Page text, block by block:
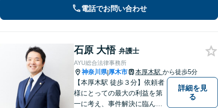
は、傾聴と共感を大切にしています。
一人で抱え込まずにご連絡ください。
電話でお問い合わせ
石原 大悟 弁護士
AYU総合法律事務所
神奈川県|厚木市 本厚木駅 から徒歩5分
【本厚木駅 徒歩３分】依頼者
様にとっての最大の利益を第
一に考え、事件解決に臨んで
詳細を見
る